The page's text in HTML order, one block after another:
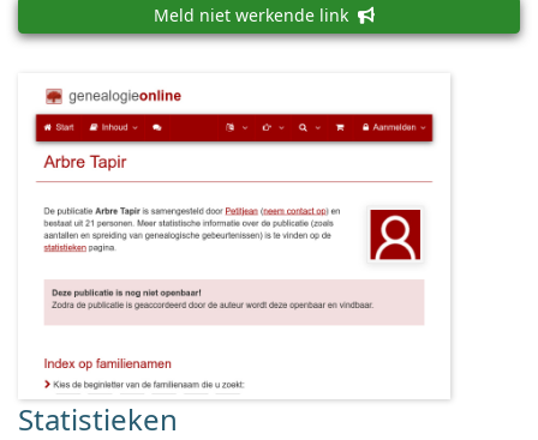
Meld niet werkende link
Statistieken